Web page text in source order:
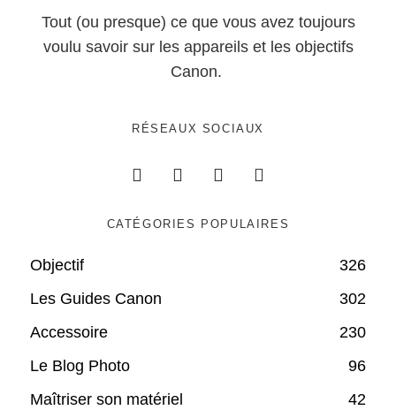
Tout (ou presque) ce que vous avez toujours
voulu savoir sur les appareils et les objectifs
Canon.
RÉSEAUX SOCIAUX
CATÉGORIES POPULAIRES
Objectif
326
Les Guides Canon
302
Accessoire
230
Le Blog Photo
96
Maîtriser son matériel
42